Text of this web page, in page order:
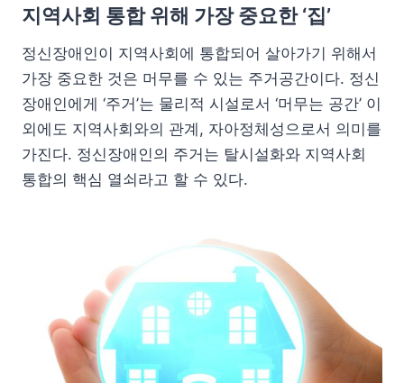
지역사회 통합 위해 가장 중요한 ‘집’
정신장애인이 지역사회에 통합되어 살아가기 위해서
가장 중요한 것은 머무를 수 있는 주거공간이다. 정신
장애인에게 ‘주거’는 물리적 시설로서 ‘머무는 공간’ 이
외에도 지역사회와의 관계, 자아정체성으로서 의미를
가진다. 정신장애인의 주거는 탈시설화와 지역사회
통합의 핵심 열쇠라고 할 수 있다.